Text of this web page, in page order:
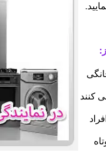
کنند